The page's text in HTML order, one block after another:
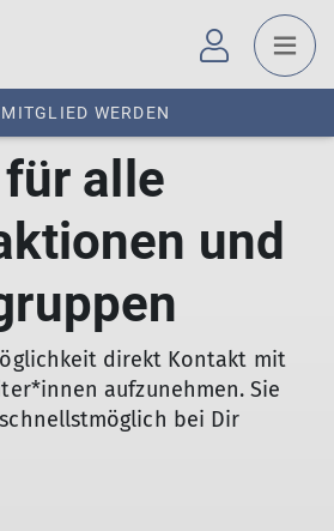
MITGLIED WERDEN
alle
und
direkt Kontakt mit
aufzunehmen. Sie
bei Dir